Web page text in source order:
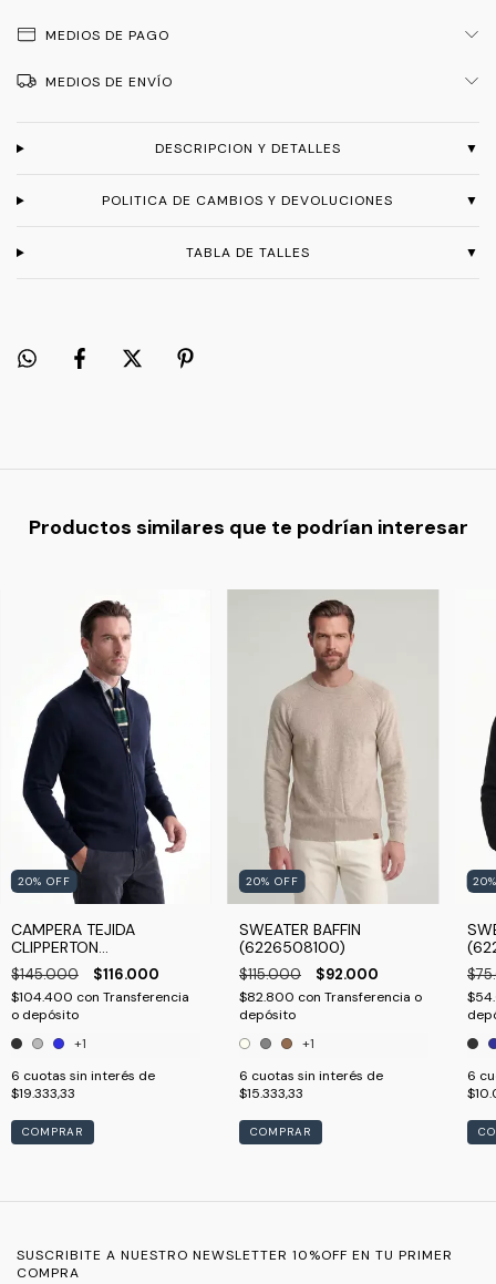
MEDIOS DE PAGO
MEDIOS DE ENVÍO
DESCRIPCION Y DETALLES ▼
POLITICA DE CAMBIOS Y DEVOLUCIONES ▼
TABLA DE TALLES ▼
Productos similares que te podrían interesar
20% OFF
CAMPERA TEJIDA
CLIPPERTON
(6226508300)
$145.000 $116.000
$104.400 con Transferencia
o depósito
+1
6 cuotas sin interés de
$19.333,33
COMPRAR
20% OFF
SWEATER BAFFIN
(6226508100)
$115.000 $92.000
$82.800 con Transferencia o
depósito
+1
6 cuotas sin interés de
$15.333,33
COMPRAR
20
6
SUSCRIBITE A NUESTRO NEWSLETTER 10%OFF EN TU PRIMER
COMPRA